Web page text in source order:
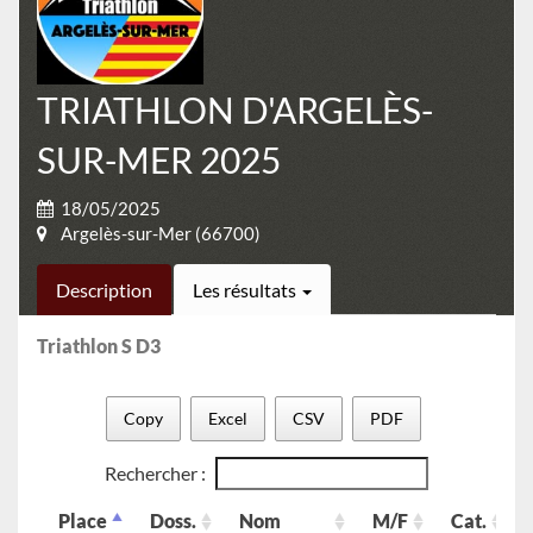
TRIATHLON D'ARGELÈS-
SUR-MER 2025
18/05/2025
Argelès-sur-Mer (66700)
Description Les résultats
Triathlon S D3
Copy Excel CSV PDF
Rechercher :
Place Doss. Nom M/F Cat.